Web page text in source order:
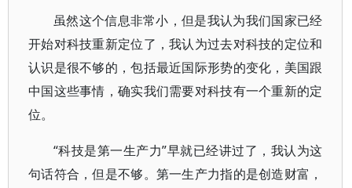
虽然这个信息非常小，但是我认为我们国家已经
开始对科技重新定位了，我认为过去对科技的定位和
认识是很不够的，包括最近国际形势的变化，美国跟
中国这些事情，确实我们需要对科技有一个重新的定
位。
“科技是第一生产力”早就已经讲过了，我认为这
句话符合，但是不够。第一生产力指的是创造财富，